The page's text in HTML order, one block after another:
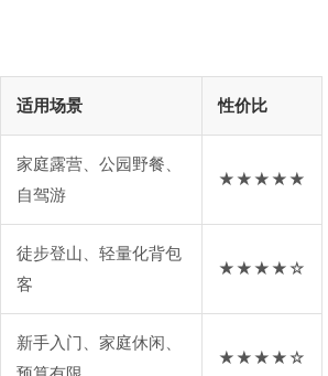
适用场景 性价比
家庭露营、公园野餐、
自驾游
★★★★★
徒步登山、轻量化背包
客
★★★★☆
新手入门、家庭休闲、
★★★★☆